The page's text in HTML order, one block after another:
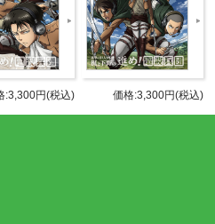
ャラクターであるエレンと
裕貴さんと下野紘さんのサ
た配信100回記念特製カー
:3,300円(税込) 価格:3,300円(税込)